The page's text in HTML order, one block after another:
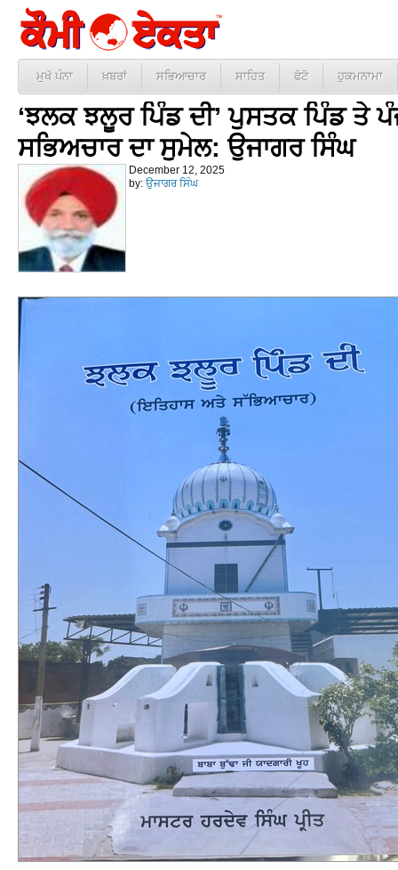
ਮੁਖੱ ਪੰਨਾ ਖ਼ਬਰਾਂ ਸਭਿਆਚਾਰ ਸਾਹਿਤ ਫੋਟੋ ਹੁਕਮਨਾਮਾ
‘ਝਲਕ ਝਲੂਰ ਪਿੰਡ ਦੀ’ ਪੁਸਤਕ ਪਿੰਡ ਤੇ
ਸਭਿਅਚਾਰ ਦਾ ਸੁਮੇਲ: ਉਜਾਗਰ ਸਿੰਘ
December 12, 2025
by: ਉਜਾਗਰ ਸਿੰਘ